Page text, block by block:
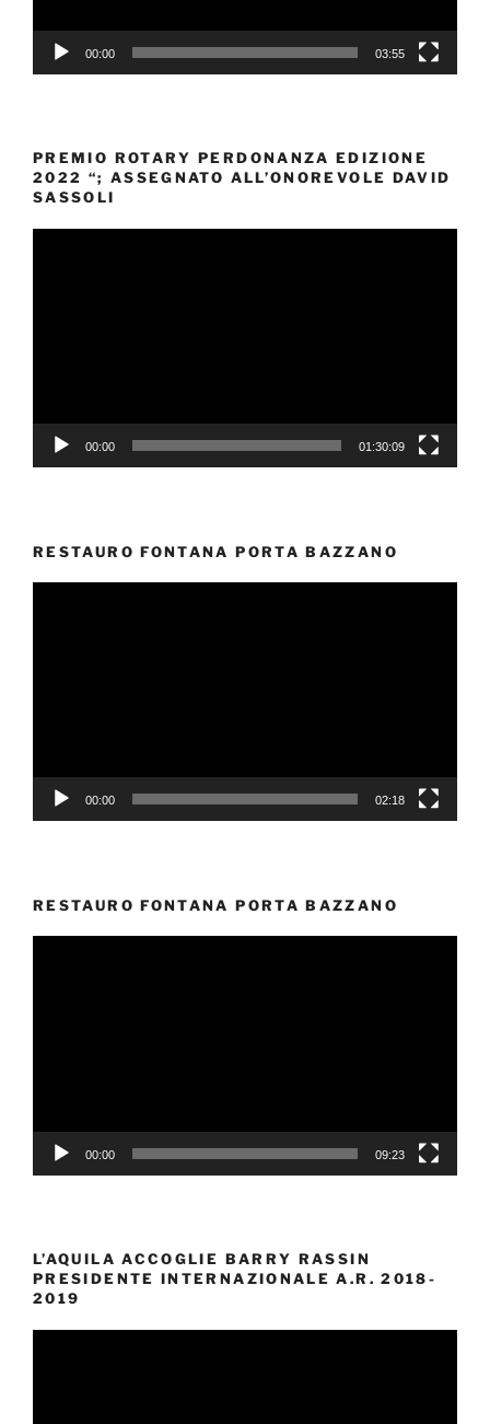
00:00 03:55
PREMIO ROTARY PERDONANZA EDIZIONE
2022 “; ASSEGNATO ALL’ONOREVOLE DAVID
SASSOLI
00:00 01:30:09
RESTAURO FONTANA PORTA BAZZANO
00:00 02:18
RESTAURO FONTANA PORTA BAZZANO
00:00 09:23
L’AQUILA ACCOGLIE BARRY RASSIN
PRESIDENTE INTERNAZIONALE A.R. 2018-
2019